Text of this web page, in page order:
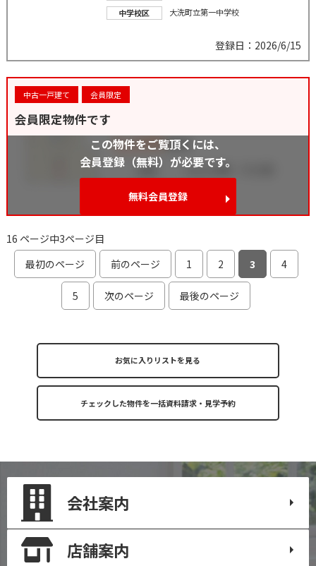
中学校区
大洗町立第一中学校
登録日：2026/6/15
中古一戸建て 会員限定
会員限定物件です
この物件をご覧頂くには、
会員登録（無料）が必要です。
無料会員登録
16 ページ中3ページ目
最初のページ
前のページ 1 2 3 4
5 次のページ 最後のページ
お気に入りリストを見る
会社案内
店舗案内